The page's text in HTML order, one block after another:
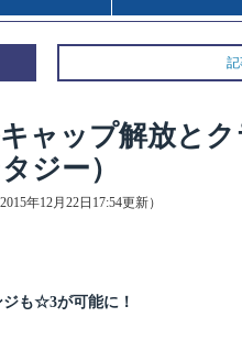
記
ャップ解放と
ジー）
年12月22日17:54更新）
も☆3が可能に！